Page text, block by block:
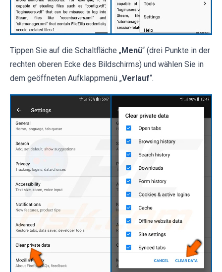
Tippen Sie auf die Schaltfläche „Menü“ (drei Punkte in der
rechten oberen Ecke des Bildschirms) und wählen Sie in
dem geöffneten Aufklappmenü „Verlauf“.